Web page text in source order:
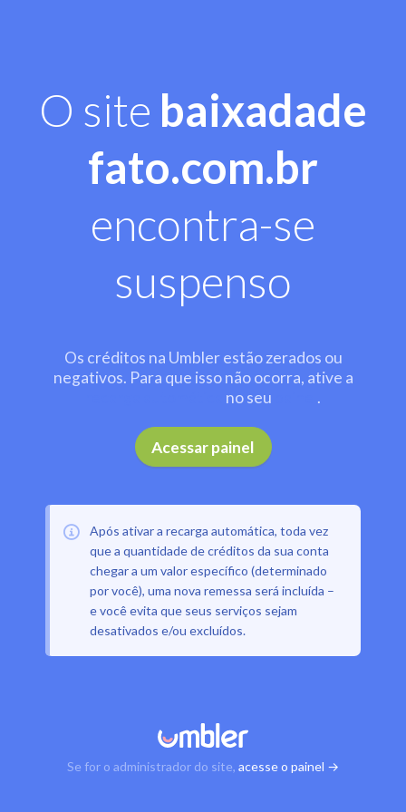
O site baixadade
fato.com.br
encontra-se
suspenso
Os créditos na Umbler estão zerados ou
negativos. Para que isso não ocorra, ative a
no seu .
Acessar painel
Após ativar a recarga automática, toda vez
que a quantidade de créditos da sua conta
chegar a um valor específico (determinado
por você), uma nova remessa será incluída –
e você evita que seus serviços sejam
desativados e/ou excluídos.
Se for o administrador do site, acesse o painel →